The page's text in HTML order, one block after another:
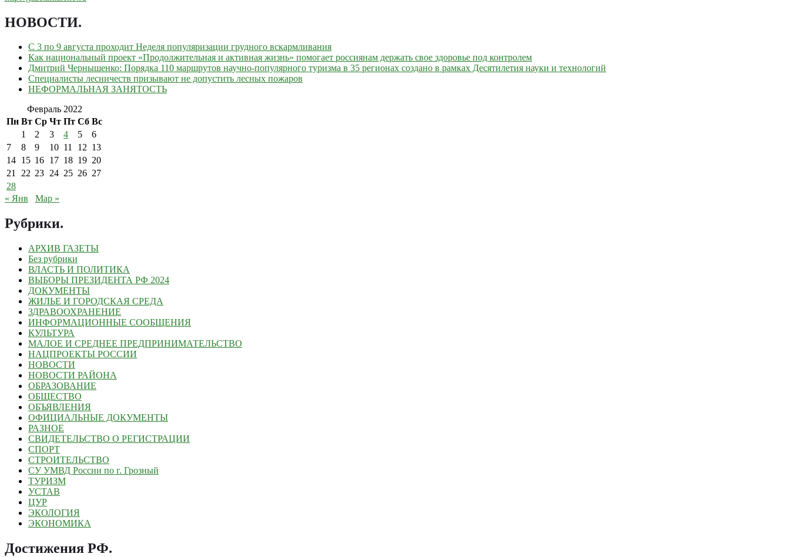
НОВОСТИ.
С 3 по 9 августа проходит Неделя популяризации грудного вскармливания
Как национальный проект «Продолжительная и активная жизнь» помогает россиянам держать свое здоровье под контролем
Дмитрий Чернышенко: Порядка 110 маршрутов научно-популярного туризма в 35 регионах создано в рамках Десятилетия науки и технологий
Специалисты лесничеств призывают не допустить лесных пожаров
НЕФОРМАЛЬНАЯ ЗАНЯТОСТЬ
Февраль 2022
Пн Вт Ср Чт Пт Сб Вс
1
2 3 4 5
6
7
8 9 10 11 12 13
14 15 16 17 18 19 20
21 22 23 24 25 26 27
28
« Янв
Мар »
Рубрики.
АРХИВ ГАЗЕТЫ
Без рубрики
ВЛАСТЬ И ПОЛИТИКА
ВЫБОРЫ ПРЕЗИДЕНТА РФ 2024
ДОКУМЕНТЫ
ЖИЛЬЕ И ГОРОДСКАЯ СРЕДА
ЗДРАВООХРАНЕНИЕ
ИНФОРМАЦИОННЫЕ СООБЩЕНИЯ
КУЛЬТУРА
МАЛОЕ И СРЕДНЕЕ ПРЕДПРИНИМАТЕЛЬСТВО
НАЦПРОЕКТЫ РОССИИ
НОВОСТИ
НОВОСТИ РАЙОНА
ОБРАЗОВАНИЕ
ОБЩЕСТВО
ОБЪЯВЛЕНИЯ
ОФИЦИАЛЬНЫЕ ДОКУМЕНТЫ
РАЗНОЕ
СВИДЕТЕЛЬСТВО О РЕГИСТРАЦИИ
СПОРТ
СТРОИТЕЛЬСТВО
СУ УМВД России по г. Грозный
ТУРИЗМ
УСТАВ
ЦУР
ЭКОЛОГИЯ
ЭКОНОМИКА
Достижения РФ.